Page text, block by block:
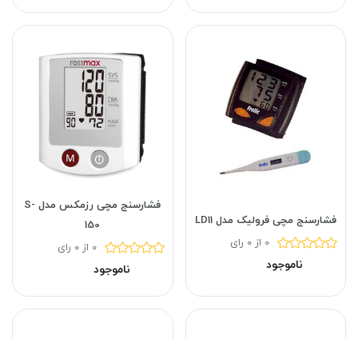
فشارسنج مچی فرولیک مدل LD11
0 از 0 رای
ناموجود
فشارسنج مچی رزمکس مدل S-
150
0 از 0 رای
ناموجود